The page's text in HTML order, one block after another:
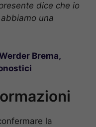
dice che io
una
Brema,
la